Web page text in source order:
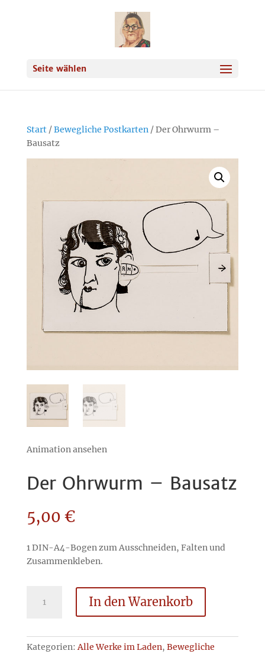
Seite wählen
Start/Bewegliche Postkarten/ Der Ohrwurm –
Bausatz
Animation ansehen
Der Ohrwurm – Bausatz
5,00 €
1 DIN-A4-Bogen zum Ausschneiden, Falten und
Zusammenkleben.
Ohrwurm
Menge
In den Warenkorb
Kategorien:Alle Werke im Laden, Bewegliche